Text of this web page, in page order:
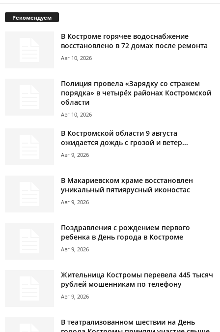
Рекомендуем
В Костроме горячее водоснабжение
восстановлено в 72 домах после ремонта
Авг 10, 2026
Полиция провела «Зарядку со стражем
порядка» в четырёх районах Костромской
области
Авг 10, 2026
В Костромской области 9 августа
ожидается дождь с грозой и ветер...
Авг 9, 2026
В Макариевском храме восстановлен
уникальный пятиярусный иконостас
Авг 9, 2026
Поздравления с рождением первого
ребенка в День города в Костроме
Авг 9, 2026
Жительница Костромы перевела 445 тысяч
рублей мошенникам по телефону
Авг 9, 2026
В театрализованном шествии на День